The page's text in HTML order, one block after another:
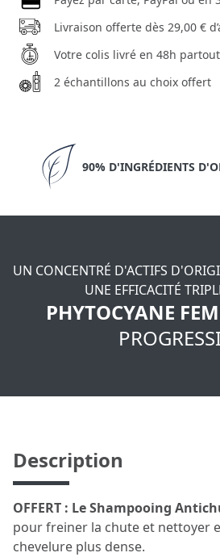
Livraison offerte dès 29,00 €
Votre colis livré en 48h
2 échantillons au choix offert
90% D'INGRÉDIENTS
UN CONCENTRÉ D'ACTIFS
UNE EFFICACITÉ
PHYTOCYANE
Description
OFFERT : Le Shampooing
pour freiner la chute et nettoyer
chevelure plus dense.